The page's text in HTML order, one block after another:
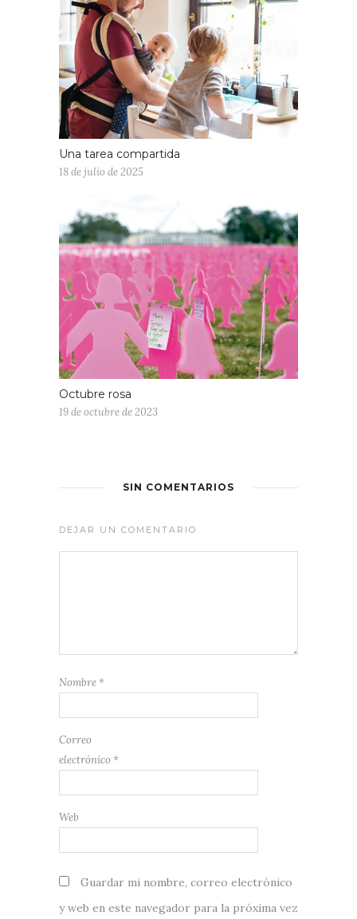
Una tarea compartida
18 de julio de 2025
Octubre rosa
19 de octubre de 2023
SIN COMENTARIOS
DEJAR UN COMENTARIO
Nombre *
Correo
electrónico *
Web
Guardar mi nombre, correo electrónico
y web en este navegador para la próxima vez